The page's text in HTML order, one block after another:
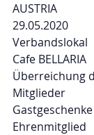
AUSTRIA
29.05.2020
Verbandslokal
Cafe BELLARIA
Überreichung
Mitglieder
Ehrenmitglied